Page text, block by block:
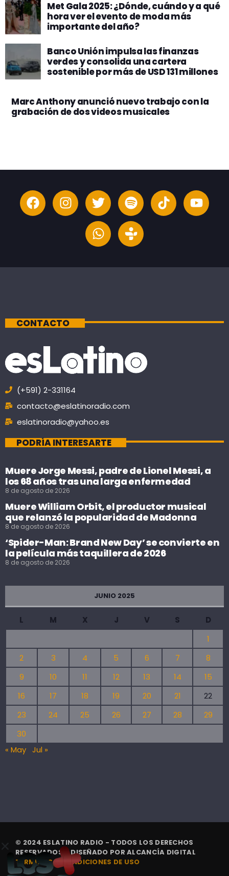
Met Gala 2025: ¿Dónde, cuándo y a qué
hora ver el evento de moda más
importante del año?
Banco Unión impulsa las finanzas
verdes y consolida una cartera
sostenible por más de USD 131 millones
Marc Anthony anunció nuevo trabajo con la
grabación de dos videos musicales
CONTACTO
(+591) 2-331164
contacto@eslatinoradio.com
eslatinoradio@yahoo.es
PODRÍA INTERESARTE
Muere Jorge Messi, padre de Lionel Messi, a
los 68 años tras una larga enfermedad
8 de agosto de 2026
Muere William Orbit, el productor musical
que relanzó la popularidad de Madonna
8 de agosto de 2026
‘Spider-Man: Brand New Day’ se convierte en
la película más taquillera de 2026
8 de agosto de 2026
JUNIO 2025
L M X J V S
D
1
2
3 4 5 6 7
8
9
10 11 12 13 14
15
16
17 18 19 20 21
22
23
24 25 26 27 28
29
30
« May Jul »
© 2024 ESLATINO RADIO - TODOS LOS DERECHOS
RESERVADOS. | DISEÑADO PORALCANCÍA DIGITAL
TÉRMINOS Y CONDICIONES DE USO